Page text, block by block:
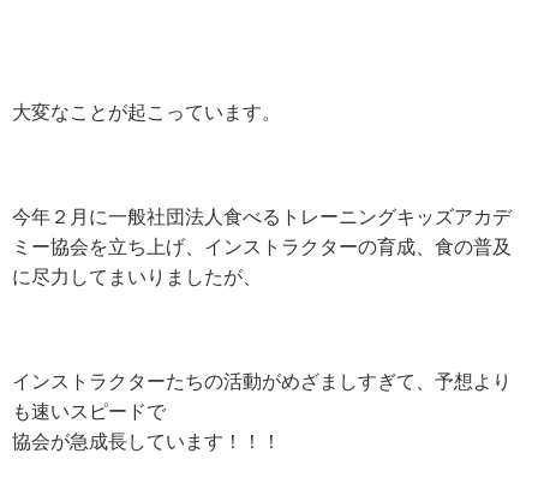
大変なことが起こっています。
今年２月に一般社団法人食べるトレーニングキッズアカデ
ミー協会を立ち上げ、 インストラクターの育成、食の普及
に尽力してまいりましたが、
インストラクターたちの活動がめざましすぎて、予想より
も速いスピードで
協会が急成長しています！！！